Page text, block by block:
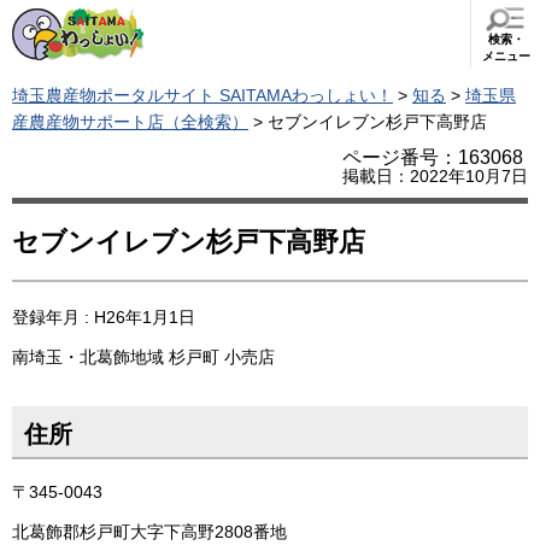
検索・
メニュー
埼玉農産物ポータルサイト SAITAMAわっしょい！ > 知る > 埼玉県
産農産物サポート店（全検索）
> セブンイレブン杉戸下高野店
ページ番号：163068
掲載日：2022年10月7日
セブンイレブン杉戸下高野店
登録年月 : H26年1月1日
南埼玉・北葛飾地域 杉戸町 小売店
住所
〒345-0043
北葛飾郡杉戸町大字下高野2808番地